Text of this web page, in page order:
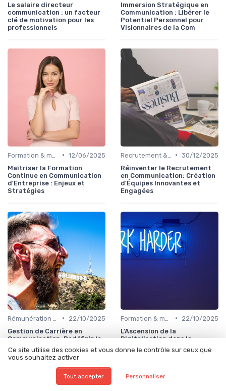
Le salaire directeur
communication : un facteur
clé de motivation pour les
professionnels
Immersion Stratégique en
Communication : Libérer le
Potentiel Personnel pour
Visionnaires de la Com
• 12/06/2025
Maîtriser la Formation
Continue en Communication
d'Entreprise : Enjeux et
Stratégies
• 30/12/2025
Réinventer le Recrutement
en Communication: Création
d'Équipes Innovantes et
Engagées
•
22/10/2025
Gestion de Carrière en
Communication: Redéfinir le
Leadership à l'Ère Numérique
•
22/10/2025
L'Ascension de la
Digitalisation dans la
Formation Continue pour
Dirigeants de
Ce site utilise des cookies et vous donne le contrôle sur ceux que
vous souhaitez activer
Tout accepter Personnaliser